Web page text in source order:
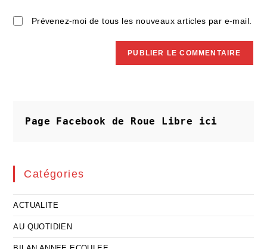
Prévenez-moi de tous les nouveaux articles par e-mail.
Page Facebook de Roue Libre ici
Catégories
ACTUALITE
AU QUOTIDIEN